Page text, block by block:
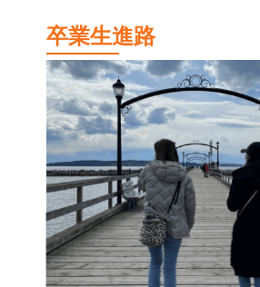
卒業生進路